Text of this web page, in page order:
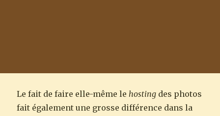
Le fait de faire elle-même lehosting des photos
fait également une grosse différence dans la